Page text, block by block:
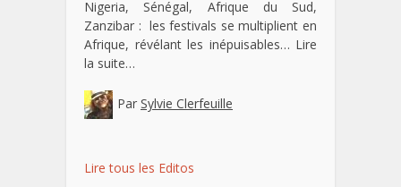
Nigeria, Sénégal, Afrique du Sud,
Zanzibar : les festivals se multiplient en
Afrique, révélant les inépuisables… Lire
la suite…
Par Sylvie Clerfeuille
Lire tous les Editos